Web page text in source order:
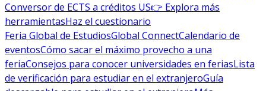
Conversor de ECTS a créditos US👉 Explora más
herramientasHaz el cuestionario
Feria Global de EstudiosGlobal ConnectCalendario de
eventosCómo sacar el máximo provecho a una
feriaConsejos para conocer universidades en feriasLista
de verificación para estudiar en el extranjeroGuía